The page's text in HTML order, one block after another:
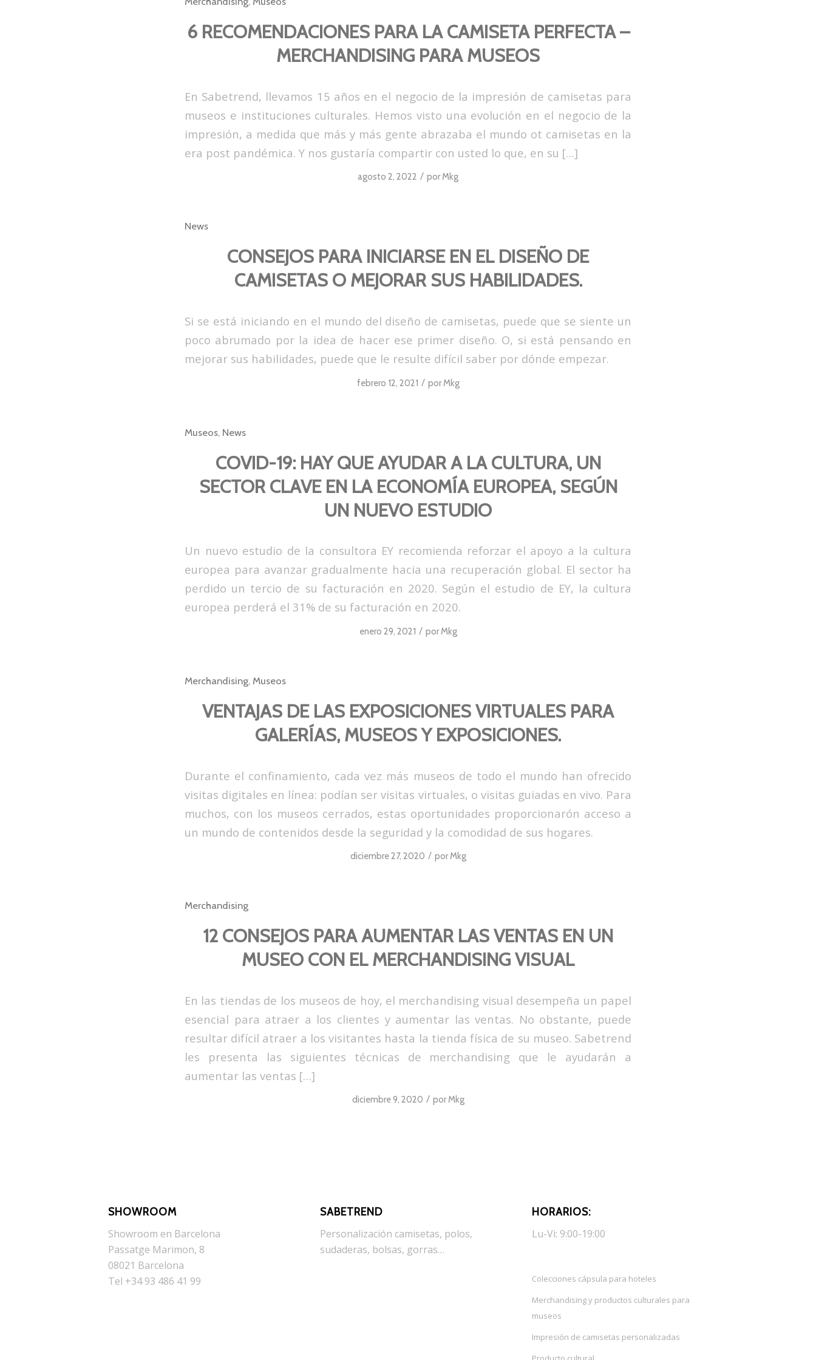
6 RECOMENDACIONES PARA LA CAMISETA PERFECTA –
MERCHANDISING PARA MUSEOS
En Sabetrend, llevamos 15 años en el negocio de la impresión de camisetas para
museos e instituciones culturales. Hemos visto una evolución en el negocio de la
impresión, a medida que más y más gente abrazaba el mundo ot camisetas en la
era post pandémica. Y nos gustaría compartir con usted lo que, en su […]
agosto 2, 2022 / porMkg
News
CONSEJOS PARA INICIARSE EN EL DISEÑO DE
CAMISETAS O MEJORAR SUS HABILIDADES.
Si se está iniciando en el mundo del diseño de camisetas, puede que se siente un
poco abrumado por la idea de hacer ese primer diseño. O, si está pensando en
mejorar sus habilidades, puede que le resulte difícil saber por dónde empezar.
febrero 12, 2021 / porMkg
Museos, News
COVID-19: HAY QUE AYUDAR A LA CULTURA, UN
SECTOR CLAVE EN LA ECONOMÍA EUROPEA, SEGÚN
UN NUEVO ESTUDIO
Un nuevo estudio de la consultora EY recomienda reforzar el apoyo a la cultura
europea para avanzar gradualmente hacia una recuperación global. El sector ha
perdido un tercio de su facturación en 2020. Según el estudio de EY, la cultura
europea perderá el 31% de su facturación en 2020.
enero 29, 2021 / porMkg
Merchandising, Museos
VENTAJAS DE LAS EXPOSICIONES VIRTUALES PARA
GALERÍAS, MUSEOS Y EXPOSICIONES.
Durante el confinamiento, cada vez más museos de todo el mundo han ofrecido
visitas digitales en línea: podían ser visitas virtuales, o visitas guiadas en vivo. Para
muchos, con los museos cerrados, estas oportunidades proporcionarón acceso a
un mundo de contenidos desde la seguridad y la comodidad de sus hogares.
diciembre 27, 2020 / porMkg
Merchandising
12 CONSEJOS PARA AUMENTAR LAS VENTAS EN UN
MUSEO CON EL MERCHANDISING VISUAL
En las tiendas de los museos de hoy, el merchandising visual desempeña un papel
esencial para atraer a los clientes y aumentar las ventas. No obstante, puede
resultar difícil atraer a los visitantes hasta la tienda física de su museo. Sabetrend
les presenta las siguientes técnicas de merchandising que le ayudarán a
aumentar las ventas […]
diciembre 9, 2020 / porMkg
SHOWROOM
Showroom en Barcelona
Passatge Marimon, 8
08021 Barcelona
Tel +34 93 486 41 99
SABETREND
Personalización camisetas, polos,
sudaderas, bolsas, gorras…
HORARIOS:
Lu-Vi: 9:00-19:00
Colecciones cápsula para hoteles
Merchandising y productos culturales para
museos
Impresión de camisetas personalizadas